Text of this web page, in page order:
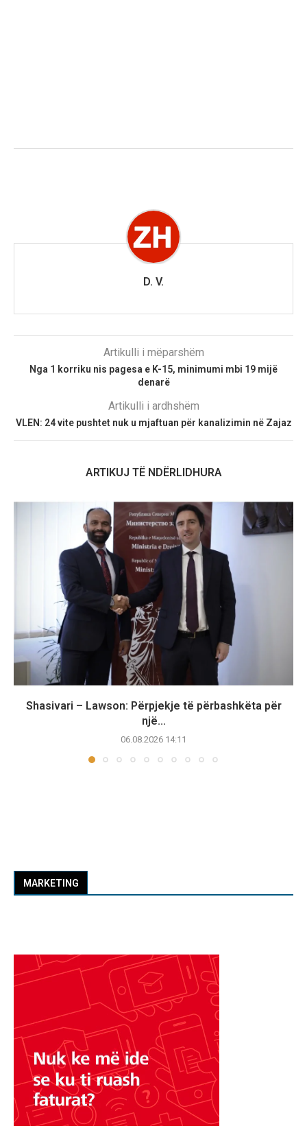
D. V.
Artikulli i mëparshëm
Nga 1 korriku nis pagesa e K-15, minimumi mbi 19 mijë
denarë
Artikulli i ardhshëm
VLEN: 24 vite pushtet nuk u mjaftuan për kanalizimin në Zajaz
ARTIKUJ TË NDËRLIDHURA
Shasivari – Lawson: Përpjekje të përbashkëta për
një...
06.08.2026 14:11
MARKETING